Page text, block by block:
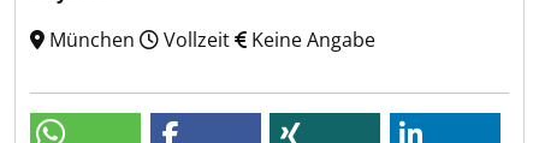
München
Vollzeit Keine Angabe